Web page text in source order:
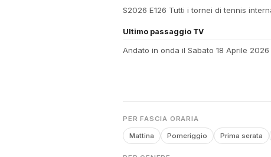
S2026 E126 Tutti i tornei di tennis
Ultimo passaggio TV
Andato in onda il Sabato 18 Aprile
PER FASCIA ORARIA
Mattina Pomeriggio Prima serata